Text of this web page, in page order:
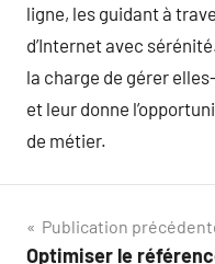
ligne, les guidant à
d’Internet avec
la charge de gérer
et leur donne
de métier.
Navigation
Publication
Optimiser le